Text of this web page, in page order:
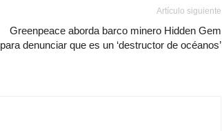
Artículo siguiente
Greenpeace aborda barco minero Hidden Gem
para denunciar que es un ‘destructor de océanos’